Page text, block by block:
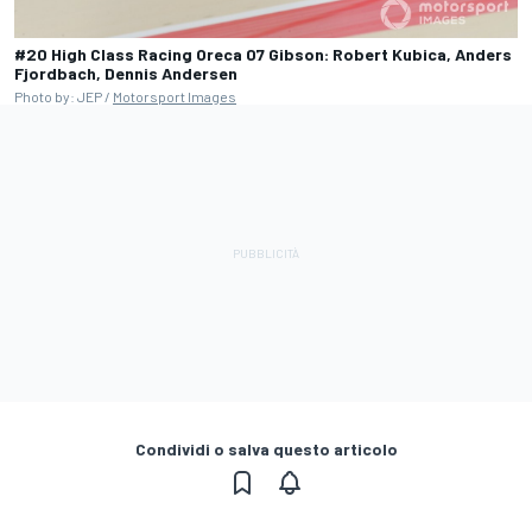
#20 High Class Racing Oreca 07 Gibson: Robert Kubica, Anders
Fjordbach, Dennis Andersen
Photo by: JEP / Motorsport Images
Condividi o salva questo articolo